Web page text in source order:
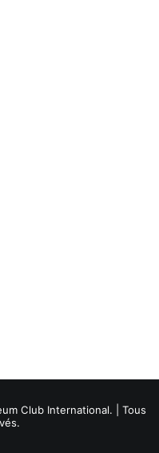
Club International. | Tous